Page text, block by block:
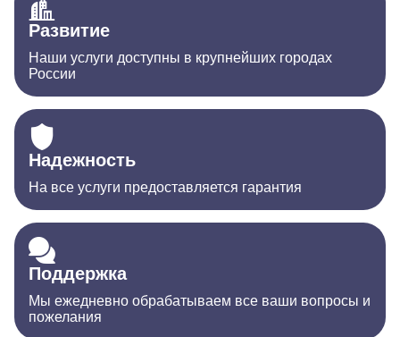
Развитие
Наши услуги доступны в крупнейших городах
России
Надежность
На все услуги предоставляется гарантия
Поддержка
Мы ежедневно обрабатываем все ваши вопросы и
пожелания